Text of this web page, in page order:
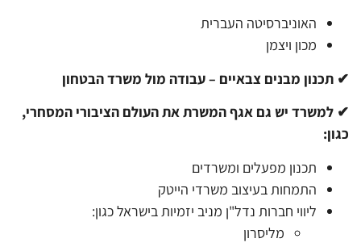
האוניברסיטה העברית
מכון ויצמן
✔ תכנון מבנים צבאיים – עבודה מול משרד הבטחון
✔ למשרד יש גם אגף המשרת את העולם הציבורי המסחרי,
כגון:
תכנון מפעלים ומשרדים
התמחות בעיצוב משרדי הייטק
ליווי חברות נדל"ן מניב יזמיות בישראל כגון:
מליסרון